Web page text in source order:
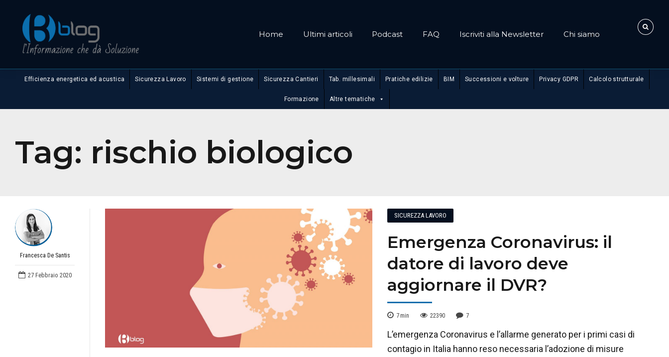
Home Ultimi articoli Podcast FAQ Iscriviti alla Newsletter Chi siamo
Efficienza energetica ed acustica Sicurezza Lavoro Sistemi di gestione Sicurezza Cantieri Tab. millesimali Pratiche edilizie BIM Successioni e volture Privacy GDPR Calcolo strutturale
Formazione Altre tematiche
Tag: rischio biologico
Francesca De Santis
27 Febbraio 2020
SICUREZZA LAVORO
Emergenza Coronavirus: il
datore di lavoro deve
aggiornare il DVR?
7 min 22390 7
L’emergenza Coronavirus e l’allarme generato per i primi casi di
contagio in Italia hanno reso necessaria l’adozione di misure